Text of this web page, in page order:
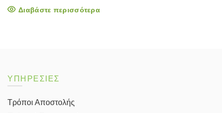
Διαβάστε περισσότερα
ΥΠΗΡΕΣΙΕΣ
Τρόποι Αποστολής